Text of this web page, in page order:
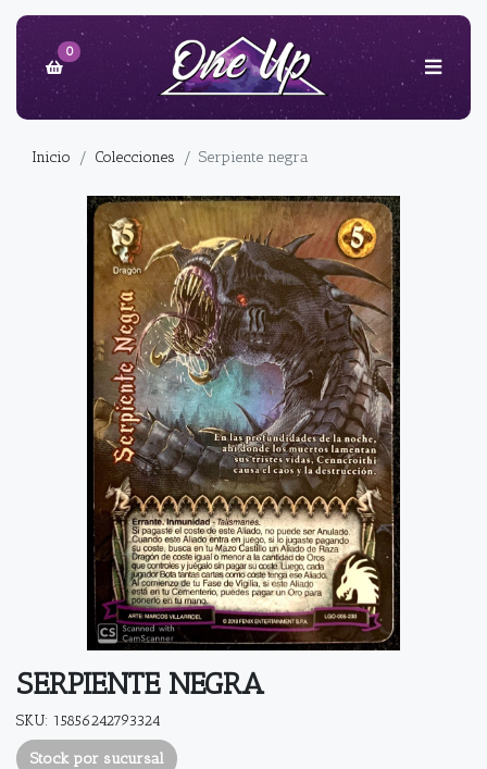
0
Inicio Colecciones Serpiente negra
SERPIENTE NEGRA
SKU: 15856242793324
Stock por sucursal